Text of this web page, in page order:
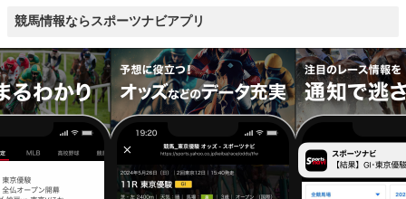
競馬情報ならスポーツナビアプリ